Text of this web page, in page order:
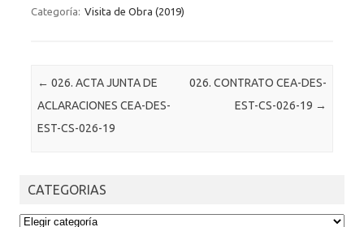
Categoría: Visita de Obra (2019)
Post navigation
← 026. ACTA JUNTA DE
ACLARACIONES CEA-DES-
EST-CS-026-19
026. CONTRATO CEA-DES-
EST-CS-026-19 →
CATEGORIAS
CATEGORIAS